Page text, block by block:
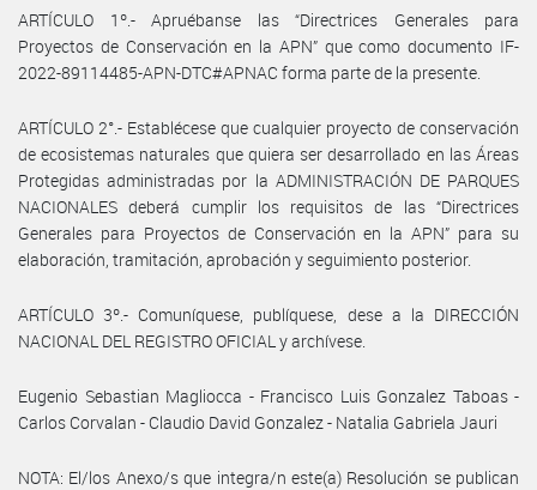
ARTÍCULO 1º.- Apruébanse las “Directrices Generales para
Proyectos de Conservación en la APN” que como documento IF-
2022-89114485-APN-DTC#APNAC forma parte de la presente.
ARTÍCULO 2°.- Establécese que cualquier proyecto de conservación
de ecosistemas naturales que quiera ser desarrollado en las Áreas
Protegidas administradas por la ADMINISTRACIÓN DE PARQUES
NACIONALES deberá cumplir los requisitos de las “Directrices
Generales para Proyectos de Conservación en la APN” para su
elaboración, tramitación, aprobación y seguimiento posterior.
ARTÍCULO 3º.- Comuníquese, publíquese, dese a la DIRECCIÓN
NACIONAL DEL REGISTRO OFICIAL y archívese.
Eugenio Sebastian Magliocca - Francisco Luis Gonzalez Taboas -
Carlos Corvalan - Claudio David Gonzalez - Natalia Gabriela Jauri
NOTA: El/los Anexo/s que integra/n este(a) Resolución se publican